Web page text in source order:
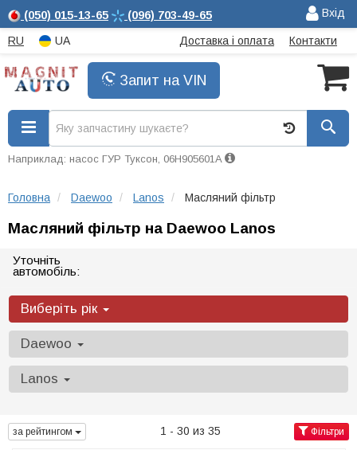
(050) 015-13-65 (096) 703-49-65 Вхід
RU UA Доставка і оплата Контакти
Запит на VIN
Наприклад: насос ГУР Туксон, 06H905601A
Головна Daewoo Lanos Масляний фільтр
Масляний фільтр на Daewoo Lanos
Уточніть
автомобіль:
Виберіть рік
Daewoo
Lanos
за рейтингом 1 - 30 из 35 Фільтри